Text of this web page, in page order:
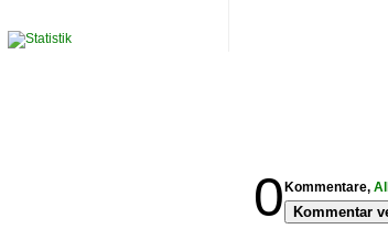
0 Kommentare,
Kommentar